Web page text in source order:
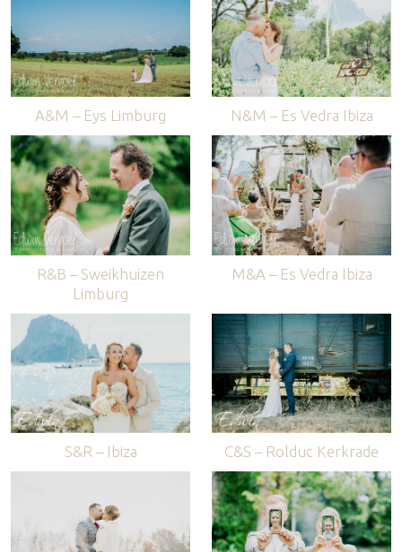
A&M – Eys Limburg N&M – Es Vedra Ibiza
R&B – Sweikhuizen
Limburg
M&A – Es Vedra Ibiza
S&R – Ibiza C&S – Rolduc Kerkrade